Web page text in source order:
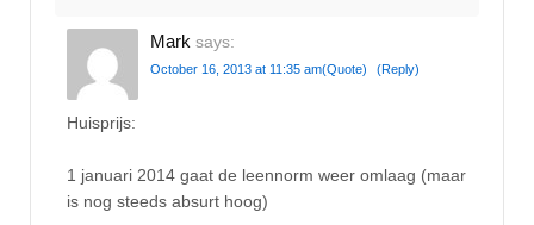
Mark says:
October 16, 2013 at 11:35 am(Quote) (Reply)
Huisprijs:
1 januari 2014 gaat de leennorm weer omlaag (maar
is nog steeds absurt hoog)